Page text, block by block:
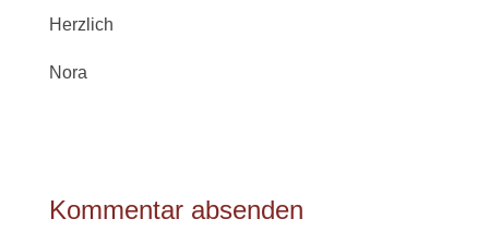
Herzlich
Nora
Kommentar absenden